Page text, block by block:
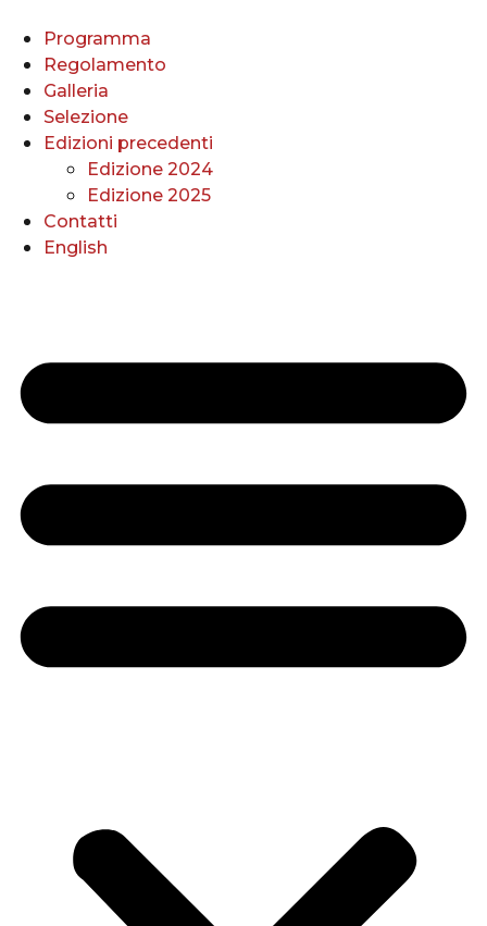
contenuto
Programma
Regolamento
Galleria
Selezione
Edizioni precedenti
Edizione 2024
Edizione 2025
Contatti
English